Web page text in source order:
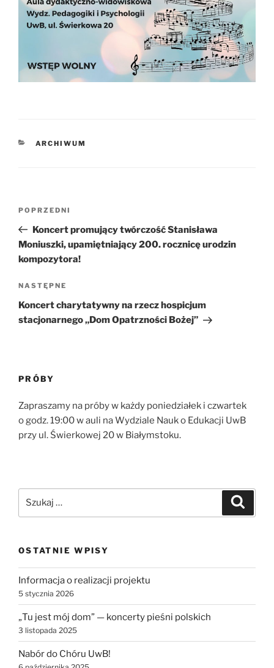
KATEGORIE
ARCHIWUM
Nawigacja
Poprzedni
wpis
POPRZEDNI
Koncert promujący twórczość Stanisława
Moniuszki, upamiętniający 200. rocznicę urodzin
kompozytora!
Następny
wpis
NASTĘPNE
Koncert charytatywny na rzecz hospicjum
stacjonarnego „Dom Opatrzności Bożej”
PRÓBY
Zapraszamy na próby w każdy poniedziałek i czwartek
o godz. 19:00 w auli na Wydziale Nauk o Edukacji UwB
przy ul. Świerkowej 20 w Białymstoku.
OSTATNIE WPISY
Informacja o realizacji projektu
5 stycznia 2026
„Tu jest mój dom” — koncerty pieśni polskich
3 listopada 2025
Nabór do Chóru UwB!